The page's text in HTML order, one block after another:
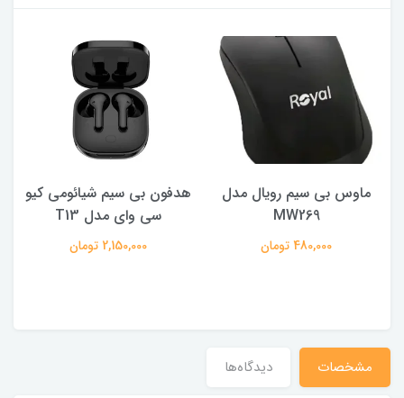
ماوس بی سیم رویال مدل
MW269
480,000 تومان
هدفون بی سیم شیائومی کیو
سی وای مدل T13
2,150,000 تومان
مشخصات دیدگاه‌ها